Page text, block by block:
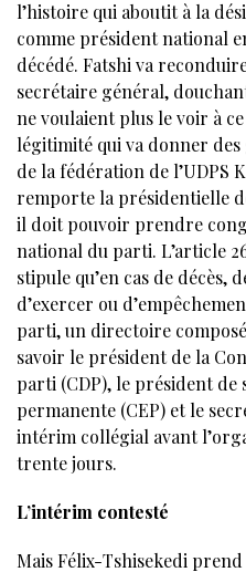
l’histoire qui aboutit à la
comme président national
décédé. Fatshi va
secrétaire général,
ne voulaient plus le voir à
légitimité qui va donner des
de la fédération de l’UDPS
remporte la présidentielle
il doit pouvoir prendre
national du parti. L’article
stipule qu’en cas de décès,
d’exercer ou
parti, un directoire
savoir le président de la
parti (CDP), le président de
permanente (CEP) et le
intérim collégial avant
trente jours.
L’intérim contesté
Mais Félix-Tshisekedi